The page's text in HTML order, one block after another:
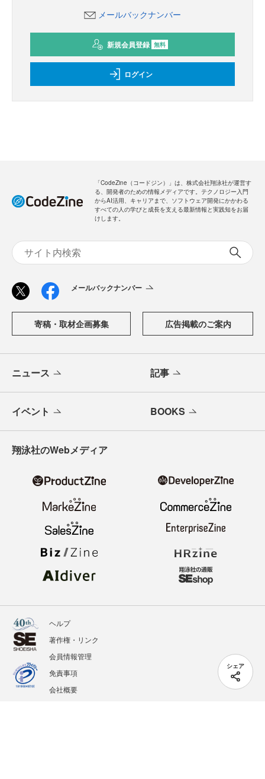
シェア
メールバックナンバー
新規会員登録 無料
ログイン
「CodeZine（コードジン）」は、株式会社翔泳社が運営す
る、開発者のための情報メディアです。テクノロジー入門
からAI活用、キャリアまで、ソフトウェア開発にかかわる
すべての人の学びと成長を支える最新情報と実践知をお届
けします。
メールバックナンバー
寄稿・取材企画募集 広告掲載のご案内
ニュース 記事
イベント BOOKS
翔泳社のWebメディア
ヘルプ
著作権・リンク
会員情報管理
免責事項
会社概要